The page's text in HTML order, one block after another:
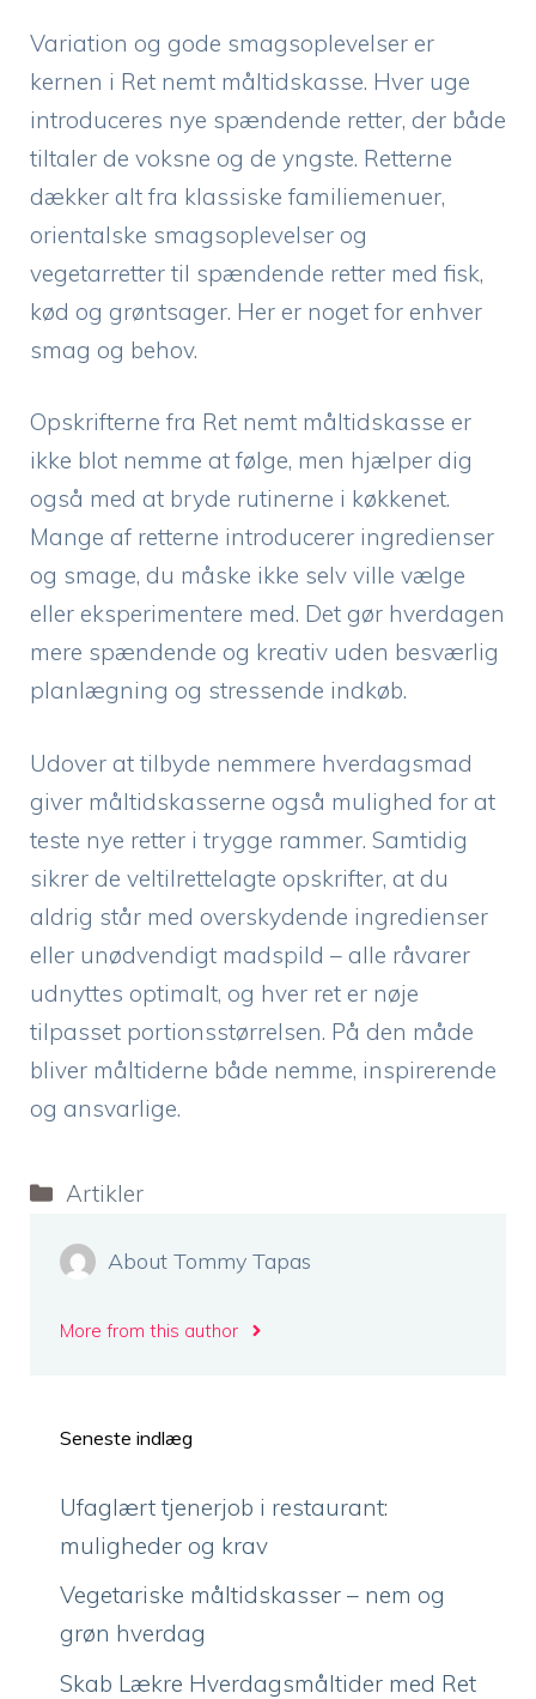
Variation og gode smagsoplevelser er
kernen i Ret nemt måltidskasse. Hver uge
introduceres nye spændende retter, der både
tiltaler de voksne og de yngste. Retterne
dækker alt fra klassiske familiemenuer,
orientalske smagsoplevelser og
vegetarretter til spændende retter med fisk,
kød og grøntsager. Her er noget for enhver
smag og behov.
Opskrifterne fra Ret nemt måltidskasse er
ikke blot nemme at følge, men hjælper dig
også med at bryde rutinerne i køkkenet.
Mange af retterne introducerer ingredienser
og smage, du måske ikke selv ville vælge
eller eksperimentere med. Det gør hverdagen
mere spændende og kreativ uden besværlig
planlægning og stressende indkøb.
Udover at tilbyde nemmere hverdagsmad
giver måltidskasserne også mulighed for at
teste nye retter i trygge rammer. Samtidig
sikrer de veltilrettelagte opskrifter, at du
aldrig står med overskydende ingredienser
eller unødvendigt madspild – alle råvarer
udnyttes optimalt, og hver ret er nøje
tilpasset portionsstørrelsen. På den måde
bliver måltiderne både nemme, inspirerende
og ansvarlige.
Kategorier
Artikler
About Tommy Tapas
More from this author
Seneste indlæg
Ufaglært tjenerjob i restaurant:
muligheder og krav
Vegetariske måltidskasser – nem og
grøn hverdag
Skab Lækre Hverdagsmåltider med Ret